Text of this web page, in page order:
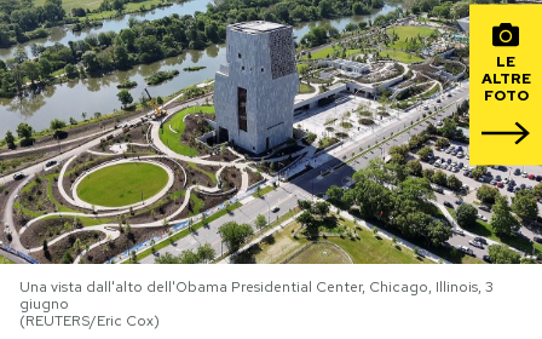
PODCAST
NEWSLETTER
I MIEI PREFERITI
SHOP
LE
ALTRE
FOTO
Una vista dall'alto dell'Obama Presidential Center, Chicago, Illinois, 3
giugno
(REUTERS/Eric Cox)